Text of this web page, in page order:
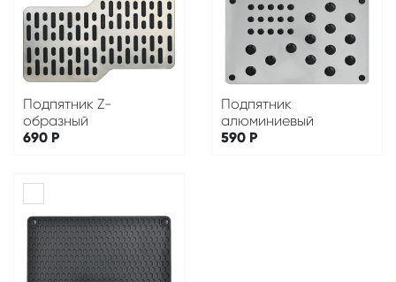
Подпятник Z-
образный
690 Р
Подпятник
алюминиевый
590 Р